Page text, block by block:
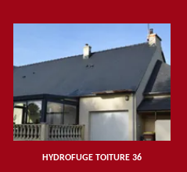
HYDROFUGE TOITURE 36